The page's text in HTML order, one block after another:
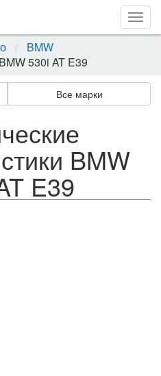
BMW
BMW 530i AT E39
Все марки
BMW
E39